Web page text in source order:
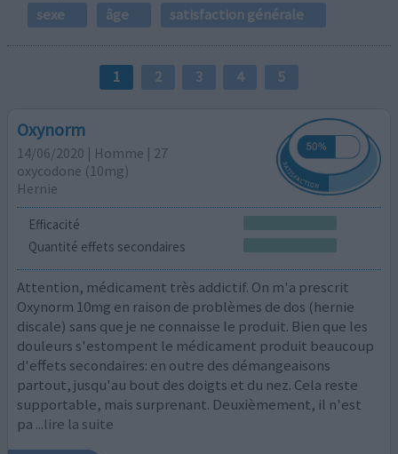
sexe
âge satisfaction générale
1 2 3 4 5
Oxynorm
14/06/2020 | Homme | 27
oxycodone (10mg)
Hernie
Efficacité
Quantité effets secondaires
Attention, médicament très addictif. On m'a prescrit
Oxynorm 10mg en raison de problèmes de dos (hernie
discale) sans que je ne connaisse le produit. Bien que les
douleurs s'estompent le médicament produit beaucoup
d'effets secondaires: en outre des démangeaisons
partout, jusqu'au bout des doigts et du nez. Cela reste
supportable, mais surprenant. Deuxièmement, il n'est
pa ...lire la suite